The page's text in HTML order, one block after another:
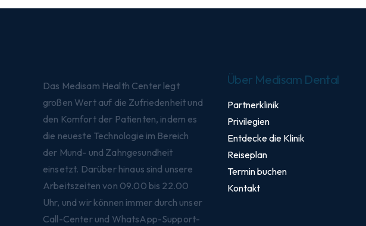
Das Medisam Health Center legt
großen Wert auf die Zufriedenheit und
den Komfort der Patienten, indem es
die neueste Technologie im Bereich
der Mund- und Zahngesundheit
einsetzt. Darüber hinaus sind unsere
Arbeitszeiten von 09.00 bis 22.00
Uhr, und wir können immer durch unser
Call-Center und WhatsApp-Support-
Über Medisam Dental
Partnerklinik
Privilegien
Entdecke die Klinik
Reiseplan
Termin buchen
Kontakt